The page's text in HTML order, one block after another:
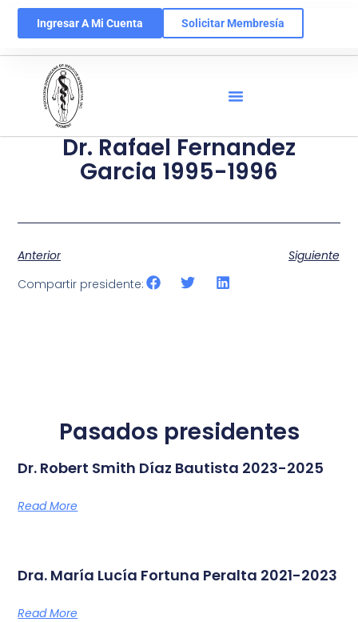
Ingresar A Mi Cuenta Solicitar Membresía
Dr. Rafael Fernandez
Garcia 1995-1996
Anterior
Siguiente
Compartir presidente:
Pasados presidentes
Dr. Robert Smith Díaz Bautista 2023-2025
Read More
Dra. María Lucía Fortuna Peralta 2021-2023
Read More